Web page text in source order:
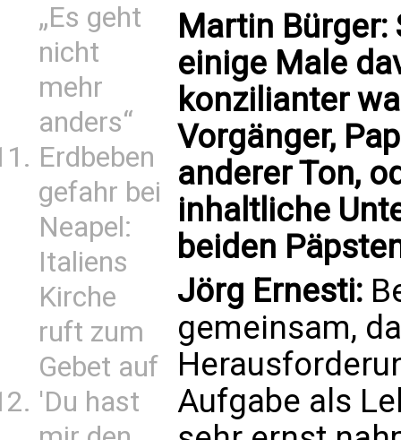
„Es geht
nicht
mehr
anders“
Erdbeben
gefahr bei
Neapel:
Italiens
Kirche
ruft zum
Gebet auf
'Du hast
Martin Bürger:
einige Male
konzilianter
Vorgänger,
anderer Ton,
inhaltliche
beiden
Jörg Ernesti:
gemeinsam,
Aufgabe als